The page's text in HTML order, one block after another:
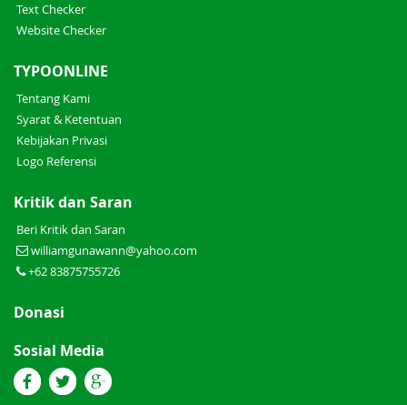
Text Checker
Website Checker
TYPOONLINE
Tentang Kami
Syarat & Ketentuan
Kebijakan Privasi
Logo Referensi
Kritik dan Saran
Beri Kritik dan Saran
williamgunawann@yahoo.com
+62 83875755726
Donasi
Sosial Media